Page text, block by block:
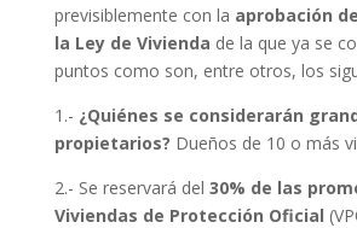
previsiblemente con la aprobación
la Ley de Vivienda de la que ya se
puntos como son, entre otros, los
1.- ¿Quiénes se considerarán
propietarios? Dueños de 10 o más
2.- Se reservará del 30% de las
Viviendas de Protección Oficial